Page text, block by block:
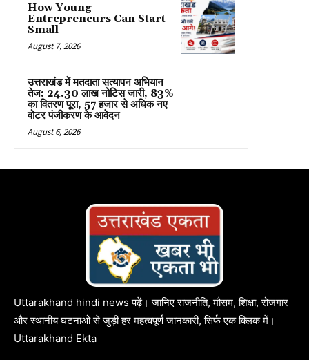
How Young
Entrepreneurs Can Start
Small
August 7, 2026
उत्तराखंड में मतदाता सत्यापन अभियान
तेज: 24.30 लाख नोटिस जारी, 83%
का वितरण पूरा, 57 हजार से अधिक नए
वोटर पंजीकरण के आवेदन
August 6, 2026
Uttarakhand hindi news पढ़ें। जानिए राजनीति, मौसम, शिक्षा, रोजगार
और स्थानीय घटनाओं से जुड़ी हर महत्वपूर्ण जानकारी, सिर्फ एक क्लिक में।
Uttarakhand Ekta